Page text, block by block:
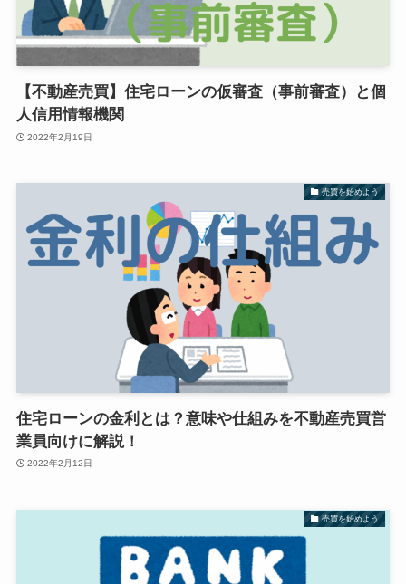
【不動産売買】住宅ローンの仮審査（事前審査）と個
人信用情報機関
2022年2月19日
売買を始めよう
住宅ローンの金利とは？意味や仕組みを不動産売買営
業員向けに解説！
2022年2月12日
売買を始めよう